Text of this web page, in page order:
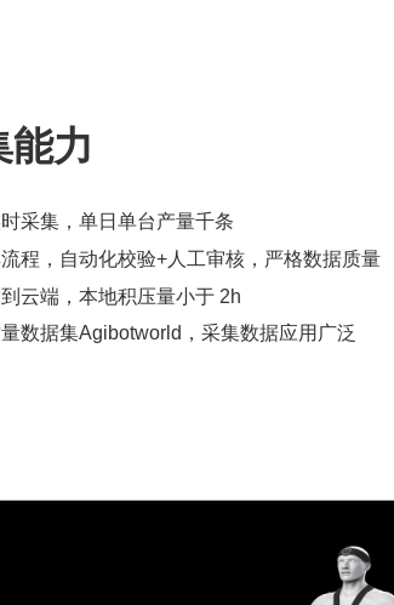
能力
采集，单日单台产量千条
程，自动化校验+人工审核，严格数据质量
云端，本地积压量小于 2h
数据集Agibotworld，采集数据应用广泛